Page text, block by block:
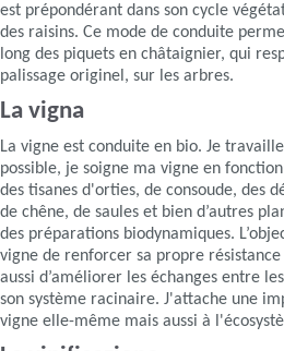
est prépondérant dans son cycle
des raisins. Ce mode de conduite
long des piquets en châtaignier, qui
palissage originel, sur les arbres.
La vigna
La vigne est conduite en bio. Je
possible, je soigne ma vigne en
des tisanes d'orties, de consoude, des
de chêne, de saules et bien d’autres
des préparations biodynamiques.
vigne de renforcer sa propre
aussi d’améliorer les échanges entre
son système racinaire. J'attache une
vigne elle-même mais aussi à